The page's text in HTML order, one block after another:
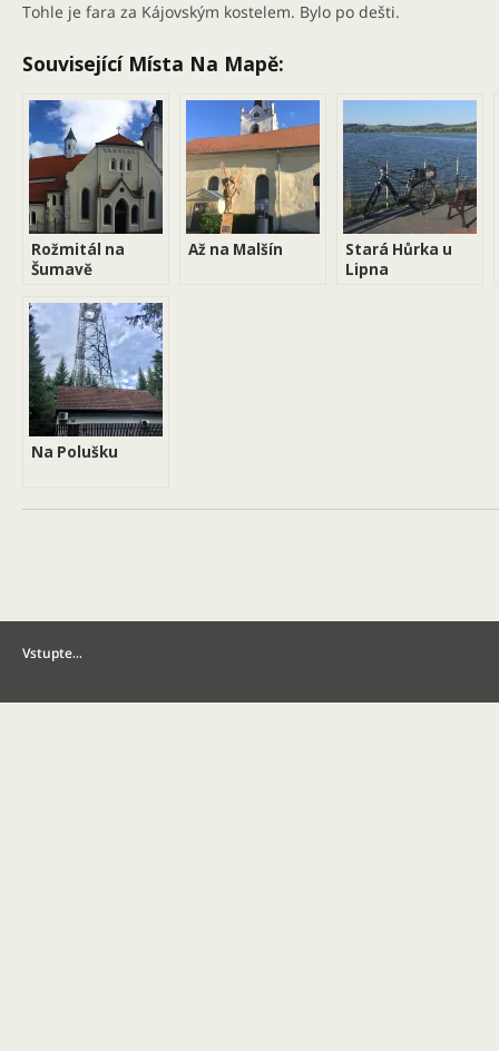
Tohle je fara za Kájovským kostelem. Bylo po dešti.
Související Místa Na Mapě:
Rožmitál na
Šumavě
Až na Malšín
Stará Hůrka u
Lipna
Na Polušku
Vstupte…